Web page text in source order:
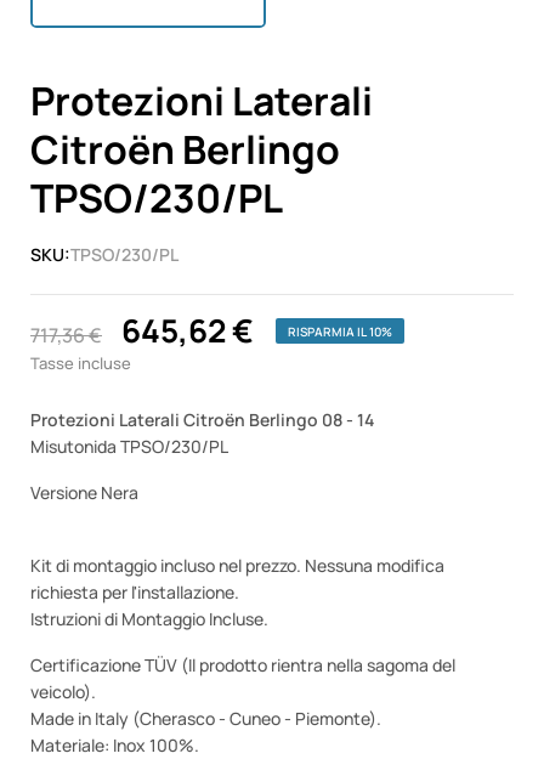
Protezioni Laterali
Citroën Berlingo
TPSO/230/PL
SKU:TPSO/230/PL
717,36 € 645,62 € RISPARMIA IL 10%
Tasse incluse
Protezioni Laterali Citroën Berlingo 08 - 14
Misutonida TPSO/230/PL
Versione Nera
Kit di montaggio incluso nel prezzo. Nessuna modifica
richiesta per l'installazione.
Istruzioni di Montaggio Incluse.
Certificazione TÜV (Il prodotto rientra nella sagoma del
veicolo).
Made in Italy (Cherasco - Cuneo - Piemonte).
Materiale: Inox 100%.